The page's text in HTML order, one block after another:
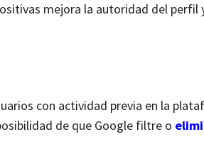
mejora la autoridad del perfil
con actividad previa en la
de que Google filtre o